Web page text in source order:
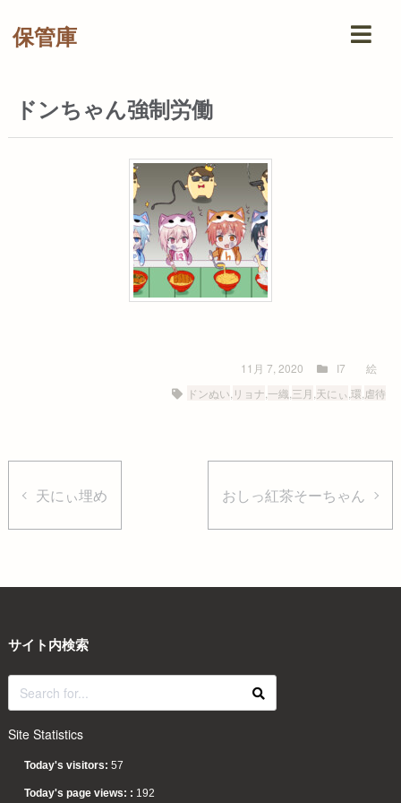
保管庫
ドンちゃん強制労働
11月 7, 2020 I7
絵
ドンぬい リョナ ,一織 三月 天にぃ ,環 虐待
天にぃ埋め おしっ紅茶そーちゃん
サイト内検索
Site Statistics
Today's visitors: 57
Today's page views: : 192